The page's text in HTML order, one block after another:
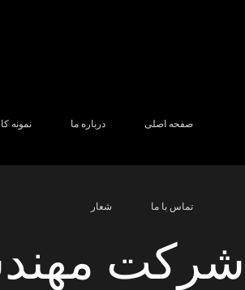
صفحه اصلی درباره ما نمونه
تماس با ما شعار
شرکت